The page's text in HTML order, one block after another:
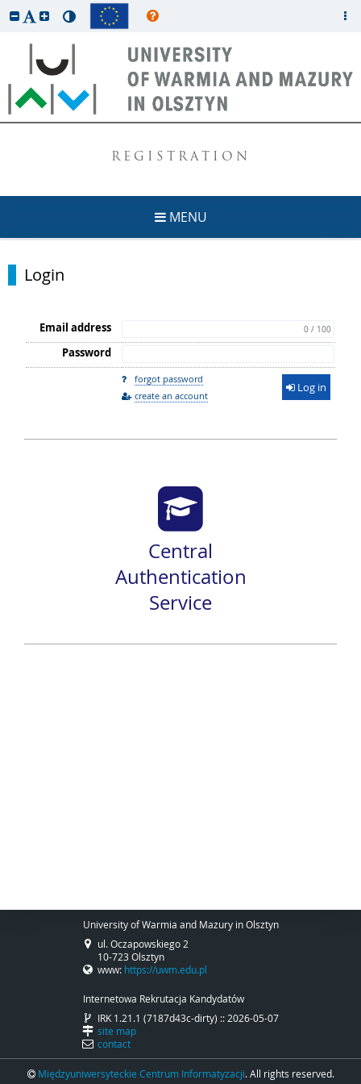
REGISTRATION
MENU
Login
Email address 0 / 100
Password
forgot password
create an account
Log in
Central
Authentication
Service
University of Warmia and Mazury in Olsztyn
ul. Oczapowskiego 2
10-723 Olsztyn
www: https://uwm.edu.pl
Internetowa Rekrutacja Kandydatów
IRK 1.21.1 (7187d43c-dirty) :: 2026-05-07
site map
contact
Międzyuniwersyteckie Centrum Informatyzacji. All rights reserved.